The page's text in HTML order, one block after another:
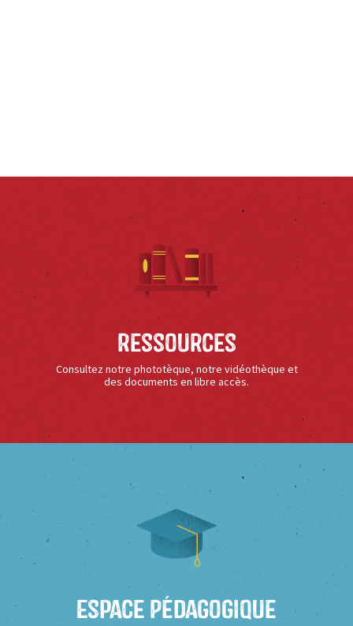
Ressources
Consultez notre phototèque, notre vidéothèque et
des documents en libre accès.
Espace Pédagogique